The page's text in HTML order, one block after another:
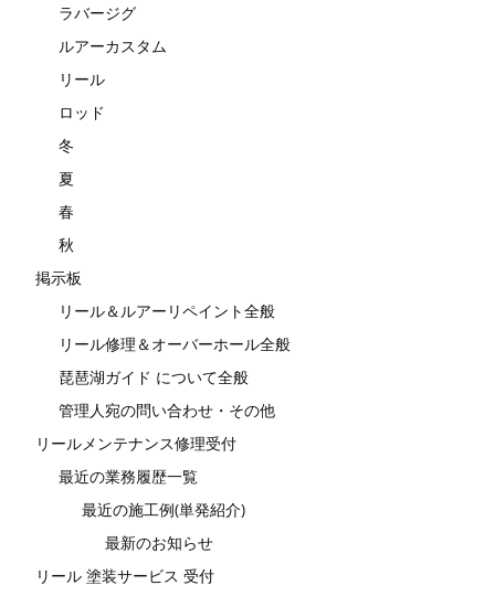
ラバージグ
ルアーカスタム
リール
ロッド
冬
夏
春
秋
掲示板
リール＆ルアーリペイント全般
リール修理＆オーバーホール全般
琵琶湖ガイド について全般
管理人宛の問い合わせ・その他
リールメンテナンス修理受付
最近の業務履歴一覧
最近の施工例(単発紹介)
最新のお知らせ
リール 塗装サービス 受付